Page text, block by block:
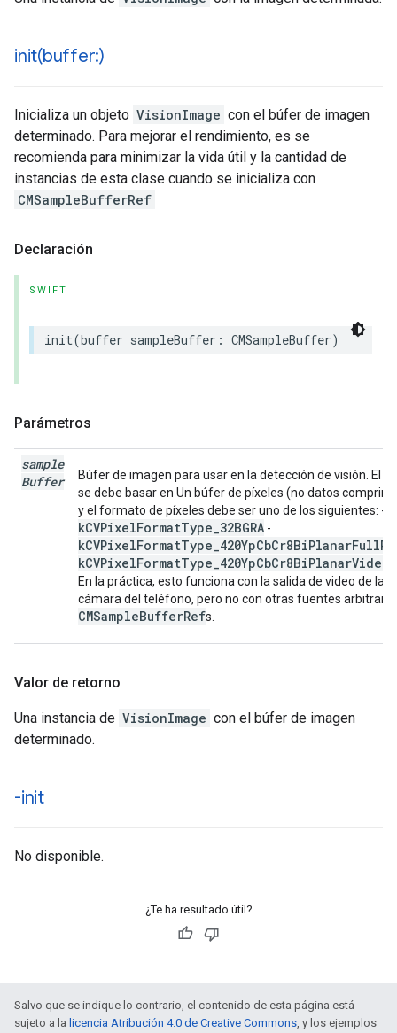
init(buffer:)
Inicializa un objeto VisionImage con el búfer de imagen
determinado. Para mejorar el rendimiento, es se
recomienda para minimizar la vida útil y la cantidad de
instancias de esta clase cuando se inicializa con
CMSampleBufferRef
Declaración
SWIFT
init(buffer sampleBuffer : CMSampleBuffer)
Parámetros
sample
Buffer
Búfer de imagen para usar en la detección de visión. El
se debe basar en Un búfer de píxeles (no datos
y el formato de píxeles debe ser uno de los siguientes: -
kCVPixelFormatType_32BGRA -
En la práctica, esto funciona con la salida de video de la
cámara del teléfono, pero no con otras fuentes
CMSampleBufferRefs.
Valor de retorno
Una instancia de VisionImage con el búfer de imagen
determinado.
-init
No disponible.
¿Te ha resultado útil?
Salvo que se indique lo contrario, el contenido de esta página está
sujeto a la licencia Atribución 4.0 de Creative Commons, y los ejemplos